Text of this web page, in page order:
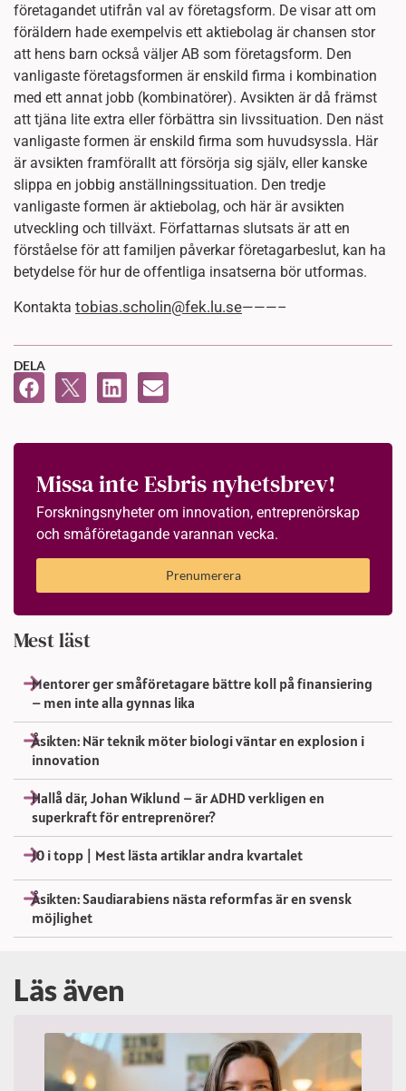
företagandet utifrån val av företagsform. De visar att om
föräldern hade exempelvis ett aktiebolag är chansen stor
att hens barn också väljer AB som företagsform. Den
vanligaste företagsformen är enskild firma i kombination
med ett annat jobb (kombinatörer). Avsikten är då främst
att tjäna lite extra eller förbättra sin livssituation. Den näst
vanligaste formen är enskild firma som huvudsyssla. Här
är avsikten framförallt att försörja sig själv, eller kanske
slippa en jobbig anställningssituation. Den tredje
vanligaste formen är aktiebolag, och här är avsikten
utveckling och tillväxt. Författarnas slutsats är att en
förståelse för att familjen påverkar företagarbeslut, kan ha
betydelse för hur de offentliga insatserna bör utformas.
Kontakta tobias.scholin@fek.lu.se———–
DELA
Missa inte Esbris nyhetsbrev!
Forskningsnyheter om innovation, entreprenörskap
och småföretagande varannan vecka.
Prenumerera
Mest läst
Mentorer ger småföretagare bättre koll på finansiering
– men inte alla gynnas lika
Åsikten: När teknik möter biologi väntar en explosion i
innovation
Hallå där, Johan Wiklund – är ADHD verkligen en
superkraft för entreprenörer?
10 i topp | Mest lästa artiklar andra kvartalet
Åsikten: Saudiarabiens nästa reformfas är en svensk
möjlighet
Läs även